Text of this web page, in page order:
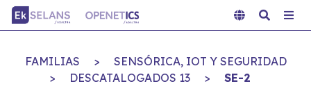
FAMILIAS >
SENSÓRICA, IOT Y SEGURIDAD
>
DESCATALOGADOS 13 > SE-2